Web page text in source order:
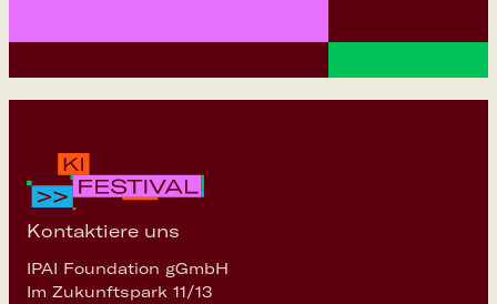
Kontaktiere uns
IPAI Foundation gGmbH
Im Zukunftspark 11/13